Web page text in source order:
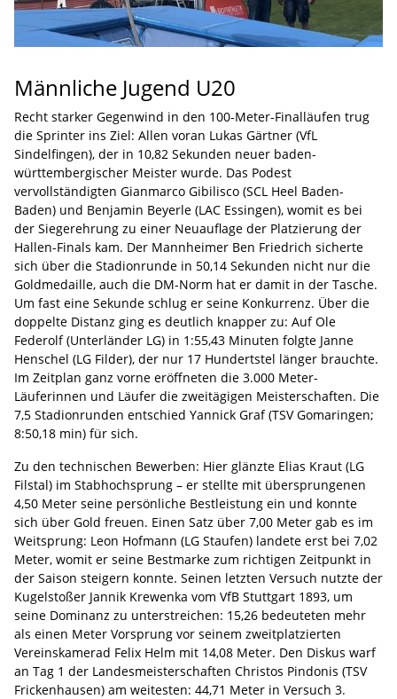
Männliche Jugend U20
Recht starker Gegenwind in den 100-Meter-Finalläufen trug
die Sprinter ins Ziel: Allen voran Lukas Gärtner (VfL
Sindelfingen), der in 10,82 Sekunden neuer baden-
württembergischer Meister wurde. Das Podest
vervollständigten Gianmarco Gibilisco (SCL Heel Baden-
Baden) und Benjamin Beyerle (LAC Essingen), womit es bei
der Siegerehrung zu einer Neuauflage der Platzierung der
Hallen-Finals kam. Der Mannheimer Ben Friedrich sicherte
sich über die Stadionrunde in 50,14 Sekunden nicht nur die
Goldmedaille, auch die DM-Norm hat er damit in der Tasche.
Um fast eine Sekunde schlug er seine Konkurrenz. Über die
doppelte Distanz ging es deutlich knapper zu: Auf Ole
Federolf (Unterländer LG) in 1:55,43 Minuten folgte Janne
Henschel (LG Filder), der nur 17 Hundertstel länger brauchte.
Im Zeitplan ganz vorne eröffneten die 3.000 Meter-
Läuferinnen und Läufer die zweitägigen Meisterschaften. Die
7,5 Stadionrunden entschied Yannick Graf (TSV Gomaringen;
8:50,18 min) für sich.
Zu den technischen Bewerben: Hier glänzte Elias Kraut (LG
Filstal) im Stabhochsprung – er stellte mit übersprungenen
4,50 Meter seine persönliche Bestleistung ein und konnte
sich über Gold freuen. Einen Satz über 7,00 Meter gab es im
Weitsprung: Leon Hofmann (LG Staufen) landete erst bei 7,02
Meter, womit er seine Bestmarke zum richtigen Zeitpunkt in
der Saison steigern konnte. Seinen letzten Versuch nutzte der
Kugelstoßer Jannik Krewenka vom VfB Stuttgart 1893, um
seine Dominanz zu unterstreichen: 15,26 bedeuteten mehr
als einen Meter Vorsprung vor seinem zweitplatzierten
Vereinskamerad Felix Helm mit 14,08 Meter. Den Diskus warf
an Tag 1 der Landesmeisterschaften Christos Pindonis (TSV
Frickenhausen) am weitesten: 44,71 Meter in Versuch 3.